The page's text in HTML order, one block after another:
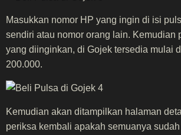
Masukkan nomor HP yang ingin di isi
sendiri atau nomor orang lain. Kemudian
yang diinginkan, di Gojek tersedia mulai
200.000.
Kemudian akan ditampilkan halaman
periksa kembali apakah semuanya